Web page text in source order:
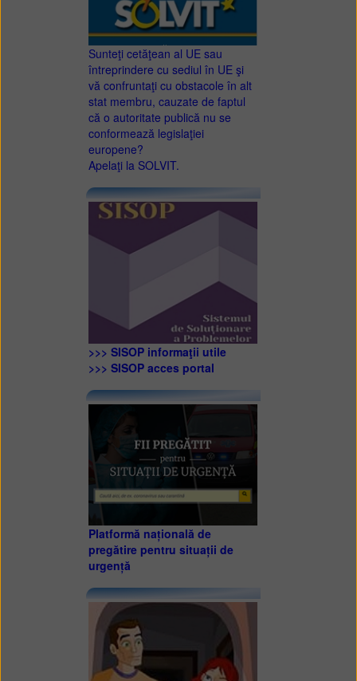
Sunteţi cetăţean al UE sau
întreprindere cu sediul în UE şi
vă confruntaţi cu obstacole în alt
stat membru, cauzate de faptul
că o autoritate publică nu se
conformează legislaţiei
europene?
Apelaţi la SOLVIT.
>>> SISOP informaţii utile
>>> SISOP acces portal
Platformă națională de
pregătire pentru situații de
urgență